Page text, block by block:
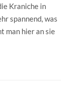
Kraniche in
spannend, was
man hier an sie